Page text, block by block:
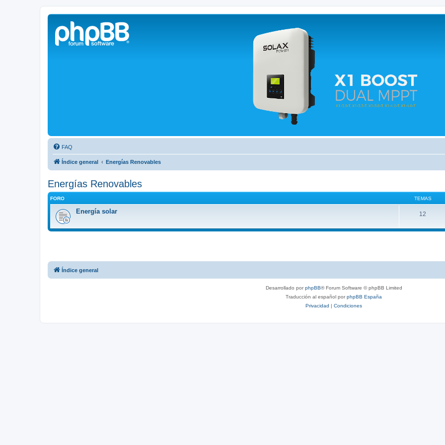
Solax FAQ
Lugar para intercambiar dudas sobre inversores solares Solax y temas relacionados.
FAQ
Índice general Energías Renovables
Energías Renovables
FORO TEMAS
Energía solar 12
Índice general
Desarrollado porphpBB® Forum Software © phpBB Limited
Traducción al español porphpBB España
Privacidad | Condiciones